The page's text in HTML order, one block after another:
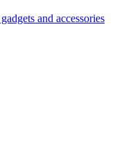
and accessories